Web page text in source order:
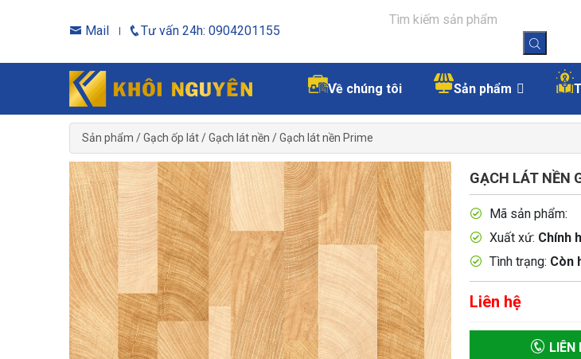
Mail Tư vấn 24h: 0904201155
Về chúng tôi Sản phẩm
Sản phẩm /Gạch ốp lát/Gạch lát nền /Gạch lát nền Prime
GẠCH LÁT NỀN
Mã sản phẩm:
Xuất xứ: Chính
Tình trạng: Còn
Liên hệ
LIÊN